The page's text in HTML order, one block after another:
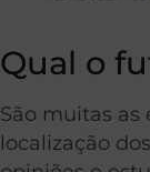
Qual o
São muitas as
localização